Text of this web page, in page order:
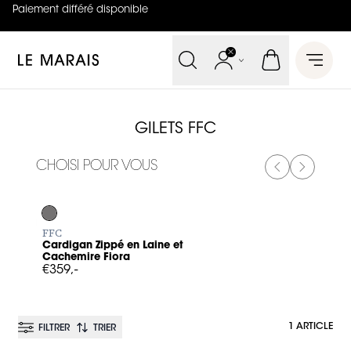
Paiement différé disponible
4.8 sur5 (42 Avis
Le Marais Open
GILETS FFC
CHOISI POUR VOUS PREVIOUS
NEXT
Log in to add Cardigan Zippé en Laine et Cachemire
FFC
Cardigan Zippé en Laine et
Cachemire Fiora
€359,-
FILTRER TRIER 1 ARTICLE